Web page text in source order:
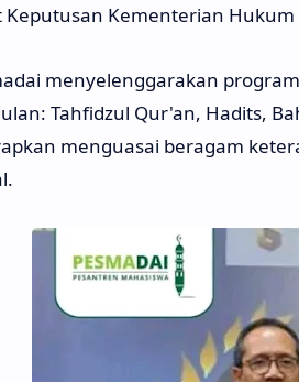
Keputusan Kementerian
menyelenggarakan
Tahfidzul Qur'an, Hadits,
menguasai beragam